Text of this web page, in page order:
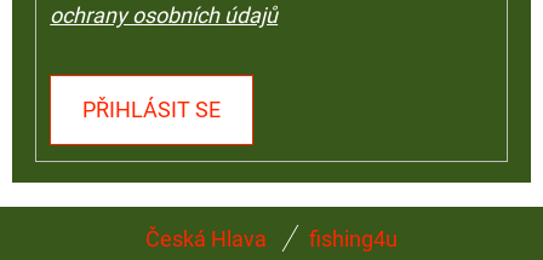
ochrany osobních údajů
PŘIHLÁSIT SE
Česká Hlava fishing4u